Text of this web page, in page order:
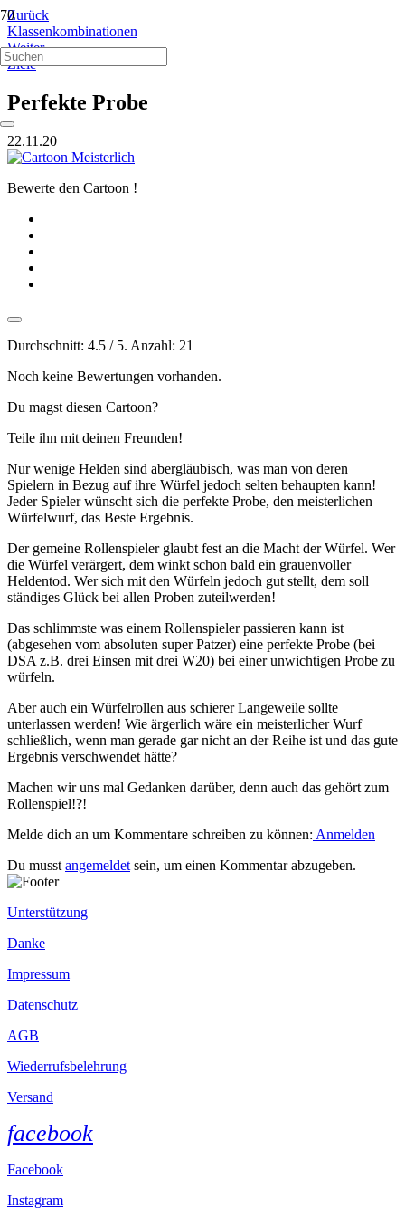
Zurück
Klassenkombinationen
Weiter
Ziele
Perfekte Probe
22.11.20
Bewerte den Cartoon !
Durchschnitt: 4.5 / 5. Anzahl: 21
Noch keine Bewertungen vorhanden.
Du magst diesen Cartoon?
Teile ihn mit deinen Freunden!
Nur wenige Helden sind abergläubisch, was man von deren
Spielern in Bezug auf ihre Würfel jedoch selten behaupten kann!
Jeder Spieler wünscht sich die perfekte Probe, den meisterlichen
Würfelwurf, das Beste Ergebnis.
Der gemeine Rollenspieler glaubt fest an die Macht der Würfel. Wer
die Würfel verärgert, dem winkt schon bald ein grauenvoller
Heldentod. Wer sich mit den Würfeln jedoch gut stellt, dem soll
ständiges Glück bei allen Proben zuteilwerden!
Das schlimmste was einem Rollenspieler passieren kann ist
(abgesehen vom absoluten super Patzer) eine perfekte Probe (bei
DSA z.B. drei Einsen mit drei W20) bei einer unwichtigen Probe zu
würfeln.
Aber auch ein Würfelrollen aus schierer Langeweile sollte
unterlassen werden! Wie ärgerlich wäre ein meisterlicher Wurf
schließlich, wenn man gerade gar nicht an der Reihe ist und das gute
Ergebnis verschwendet hätte?
Machen wir uns mal Gedanken darüber, denn auch das gehört zum
Rollenspiel!?!
Melde dich an um Kommentare schreiben zu können: Anmelden
Du musst angemeldet sein, um einen Kommentar abzugeben.
Unterstützung
Danke
Impressum
Datenschutz
AGB
Wiederrufsbelehrung
Versand
facebook
Facebook
Instagram